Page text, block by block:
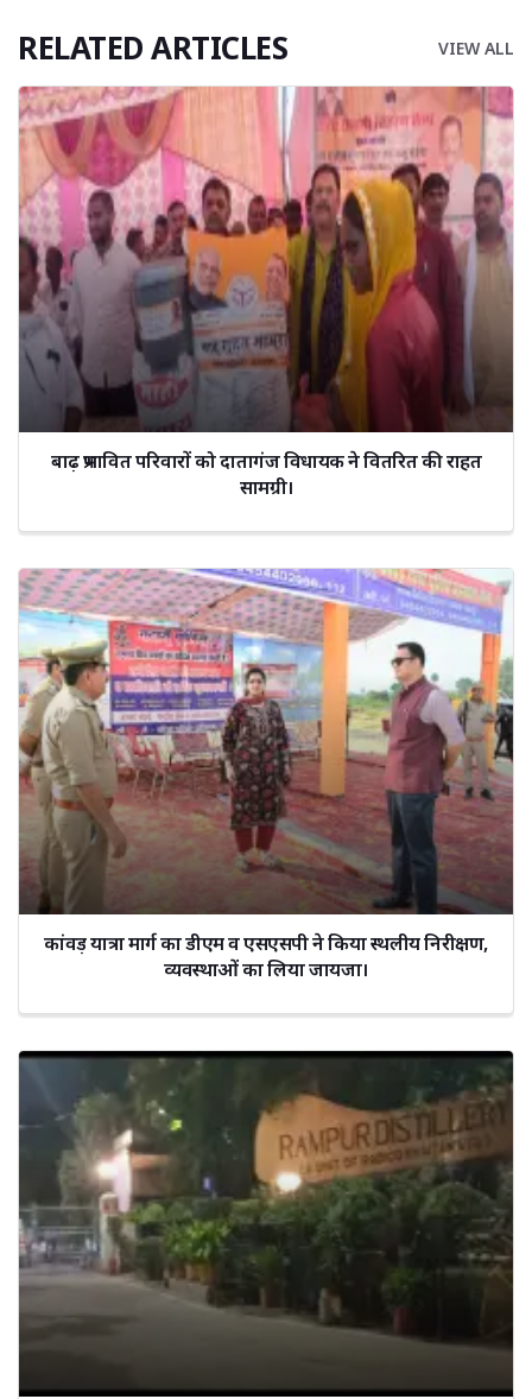
RELATED ARTICLES VIEW ALL
बाढ़ प्रभावित परिवारों को दातागंज विधायक ने वितरित की राहत
सामग्री।
कांवड़ यात्रा मार्ग का डीएम व एसएसपी ने किया स्थलीय निरीक्षण,
व्यवस्थाओं का लिया जायजा।